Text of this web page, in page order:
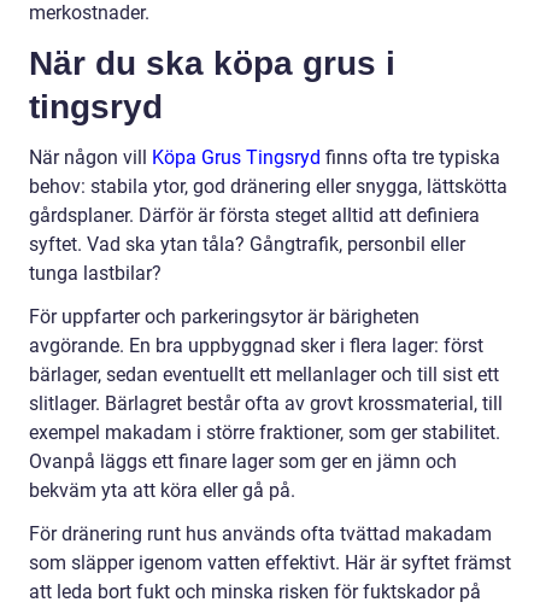
merkostnader.
När du ska köpa grus i
tingsryd
När någon vill Köpa Grus Tingsryd finns ofta tre typiska
behov: stabila ytor, god dränering eller snygga, lättskötta
gårdsplaner. Därför är första steget alltid att definiera
syftet. Vad ska ytan tåla? Gångtrafik, personbil eller
tunga lastbilar?
För uppfarter och parkeringsytor är bärigheten
avgörande. En bra uppbyggnad sker i flera lager: först
bärlager, sedan eventuellt ett mellanlager och till sist ett
slitlager. Bärlagret består ofta av grovt krossmaterial, till
exempel makadam i större fraktioner, som ger stabilitet.
Ovanpå läggs ett finare lager som ger en jämn och
bekväm yta att köra eller gå på.
För dränering runt hus används ofta tvättad makadam
som släpper igenom vatten effektivt. Här är syftet främst
att leda bort fukt och minska risken för fuktskador på